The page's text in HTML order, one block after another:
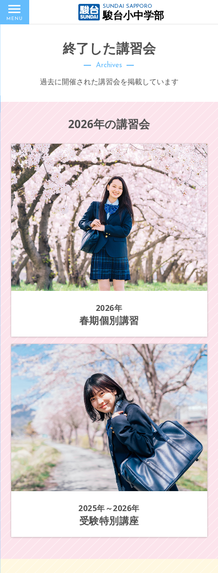
終了した講習会
Archives
過去に開催された講習会を掲載しています
2026年の講習会
2026年
春期個別講習
2025年～2026年
受験特別講座
SUNDAI SAPPORO
駿台小中学部
MENU